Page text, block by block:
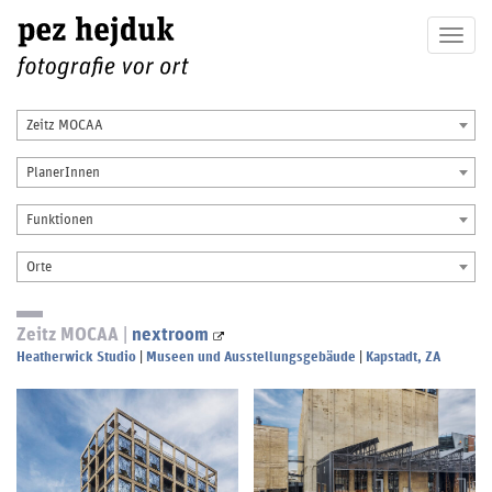
Zeitz MOCAA
PlanerInnen
Funktionen
Orte
Zeitz MOCAA | nextroom
Heatherwick Studio | Museen und Ausstellungsgebäude | Kapstadt, ZA